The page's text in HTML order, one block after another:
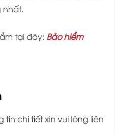
nhất.
tại đây: Bảo hiểm
chi tiết xin vui lòng liên